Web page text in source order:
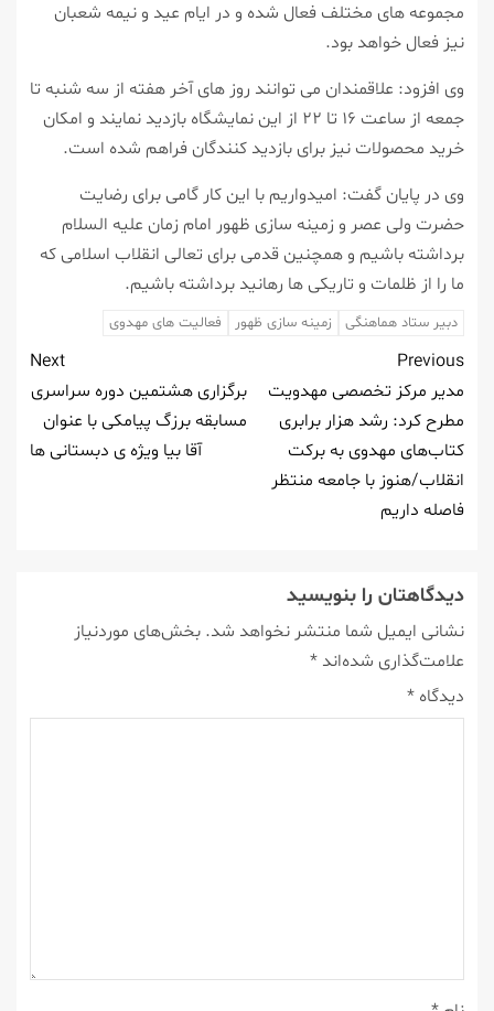
مجموعه های مختلف فعال شده و در ایام عید و نیمه شعبان
نیز فعال خواهد بود.
وی افزود: علاقمندان می توانند روز های آخر هفته از سه شنبه تا
جمعه از ساعت ۱۶ تا ۲۲ از این نمایشگاه بازدید نمایند و امكان
خرید محصولات نیز برای بازدید كنندگان فراهم شده است.
وی در پایان گفت: امیدواریم با این كار گامی برای رضایت
حضرت ولی عصر و زمینه سازی ظهور امام زمان علیه السلام
برداشته باشیم و همچنین قدمی برای تعالی انقلاب اسلامی كه
ما را از ظلمات و تاریكی ها رهانید برداشته باشیم.
دبیر ستاد هماهنگی زمینه سازی ظهور فعالیت های مهدوی
Previous
مدیر مركز تخصصی مهدویت
مطرح كرد: رشد هزار برابری
كتاب‌های مهدوی به بركت
انقلاب/هنوز با جامعه منتظر
فاصله داریم
Next
برگزاری هشتمین دوره سراسری
مسابقه برزگ پیامكی با عنوان
آقا بیا ویژه ی دبستانی ها
دیدگاهتان را بنویسید
نشانی ایمیل شما منتشر نخواهد شد. بخش‌های موردنیاز
علامت‌گذاری شده‌اند *
دیدگاه *